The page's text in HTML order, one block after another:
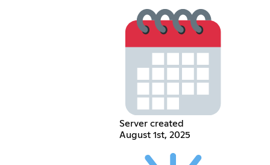
Server created
August 1st, 2025